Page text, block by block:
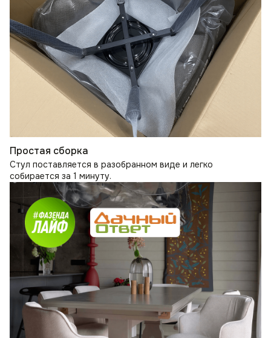
Простая сборка
Стул поставляется в разобранном виде и легко
собирается за 1 минуту.